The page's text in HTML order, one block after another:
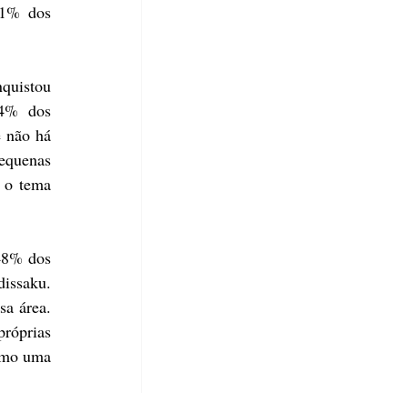
dos
dos
não há
tema
dos
área.
uma